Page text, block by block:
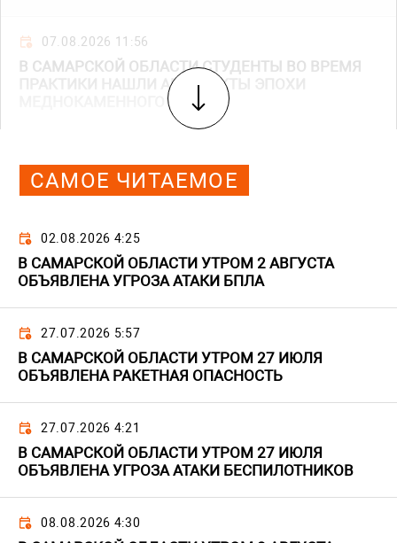
07.08.2026 11:56
В САМАРСКОЙ ОБЛАСТИ СТУДЕНТЫ ВО ВРЕМЯ
ПРАКТИКИ НАШЛИ АРТЕФАКТЫ ЭПОХИ
МЕДНОКАМЕННОГО ВЕКА
САМОЕ ЧИТАЕМОЕ
02.08.2026 4:25
В САМАРСКОЙ ОБЛАСТИ УТРОМ 2 АВГУСТА
ОБЪЯВЛЕНА УГРОЗА АТАКИ БПЛА
27.07.2026 5:57
В САМАРСКОЙ ОБЛАСТИ УТРОМ 27 ИЮЛЯ
ОБЪЯВЛЕНА РАКЕТНАЯ ОПАСНОСТЬ
27.07.2026 4:21
В САМАРСКОЙ ОБЛАСТИ УТРОМ 27 ИЮЛЯ
ОБЪЯВЛЕНА УГРОЗА АТАКИ БЕСПИЛОТНИКОВ
08.08.2026 4:30